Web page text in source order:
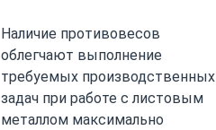
Наличие противовесов
облегчают выполнение
требуемых производственных
задач при работе с листовым
металлом максимально